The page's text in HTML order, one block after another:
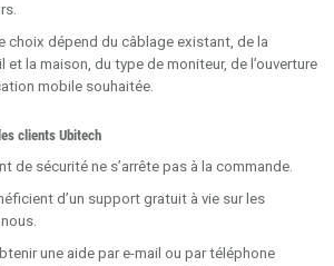
choix dépend du câblage existant, de la
la maison, du type de moniteur, de l’ouverture
mobile souhaitée.
clients Ubitech
de sécurité ne s’arrête pas à la commande.
d’un support gratuit à vie sur les
une aide par e-mail ou par téléphone